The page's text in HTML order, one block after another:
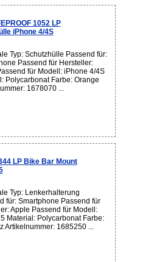
1052 LP
iPhone 4/4S
Typ: Schutzhülle Passend für:
Passend für Hersteller:
für Modell: iPhone 4/4S
Polycarbonat Farbe: Orange
1678070 ...
LP Bike Bar Mount
Typ: Lenkerhalterung
für: Smartphone Passend für
Apple Passend für Modell:
Material: Polycarbonat Farbe:
Artikelnummer: 1685250 ...